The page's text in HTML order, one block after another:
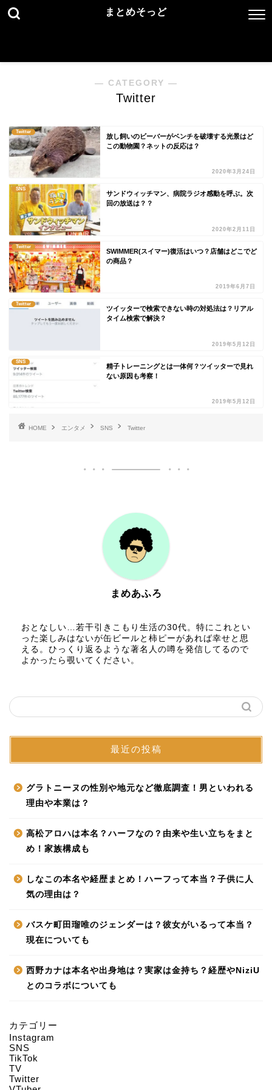
まとめそっど
― CATEGORY ―
Twitter
Twitter
放し飼いのビーバーがベンチを破壊する光景はど
この動物園？ネットの反応は？
2020年3月24日
SNS
サンドウィッチマン、病院ラジオ感動を呼ぶ。次
回の放送は？？
2020年2月11日
Twitter
SWIMMER(スイマー)復活はいつ？店舗はどこでど
の商品？
2019年6月7日
Twitter
ツイッターで検索できない時の対処法は？リアル
タイム検索で解決？
2019年5月12日
SNS
精子トレーニングとは一体何？ツイッターで見れ
ない原因も考察！
2019年5月12日
HOME エンタメ SNS Twitter
まめあふろ
おとなしい…若干引きこもり生活の30代。特にこれとい
った楽しみはないが缶ビールと柿ピーがあれば幸せと思
える。ひっくり返るような著名人の噂を発信してるので
よかったら覗いてください。
最近の投稿
グラトニーヌの性別や地元など徹底調査！男といわれる
理由や本業は？
高松アロハは本名？ハーフなの？由来や生い立ちをまと
め！家族構成も
しなこの本名や経歴まとめ！ハーフって本当？子供に人
気の理由は？
バスケ町田瑠唯のジェンダーは？彼女がいるって本当？
現在についても
西野カナは本名や出身地は？実家は金持ち？経歴やNiziU
とのコラボについても
カテゴリー
Instagram
SNS
TikTok
TV
Twitter